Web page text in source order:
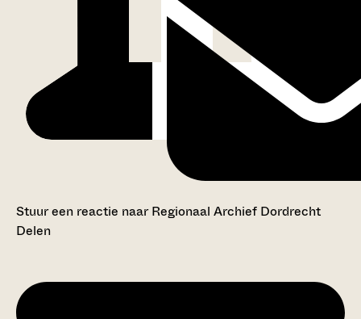
Stuur een reactie naar Regionaal Archief Dordrecht
Delen